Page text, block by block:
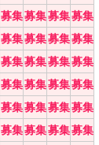
募集募集募集募集
募集募集募集募集
募集募集募集募集
募集募集募集募集
募集募集募集募集
募集募集募集募集